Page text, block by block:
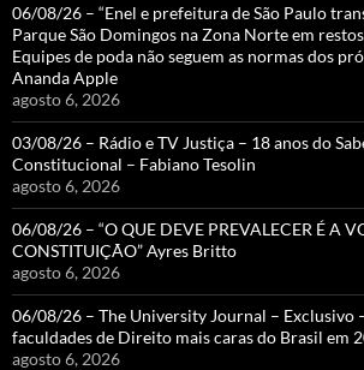
06/08/26 – “Enel e prefeitura de São Paulo
Parque São Domingos na Zona Norte em
Equipes de poda não seguem as normas dos
Ananda Apple
agosto 6, 2026
03/08/26 – Rádio e TV Justiça – 18 anos do
Constitucional – Fabiano Tesolin
agosto 6, 2026
06/08/26 – “O QUE DEVE PREVALECER É A
CONSTITUIÇÃO” Ayres Britto
agosto 6, 2026
06/08/26 – The University Journal – Exclusivo –
faculdades de Direito mais caras do Brasil em
agosto 6, 2026